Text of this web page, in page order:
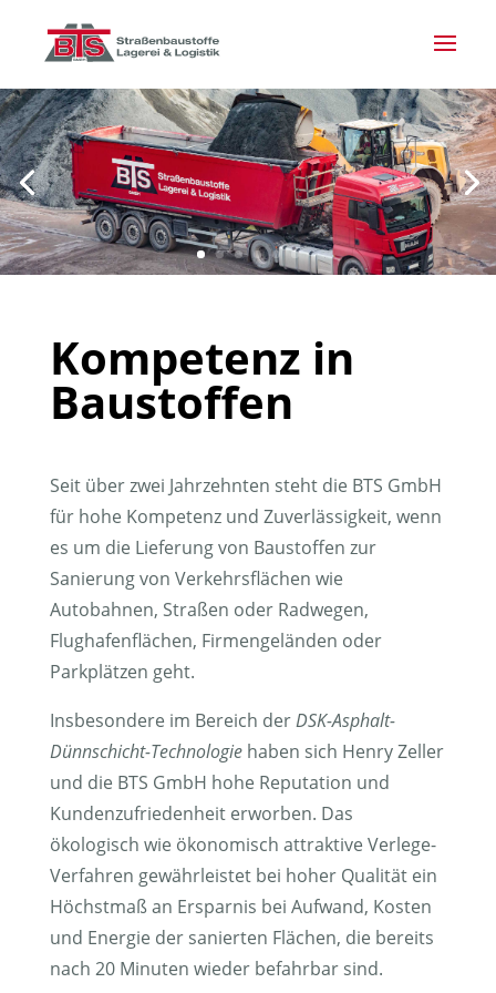
Kompetenz in
Baustoffen
Seit über zwei Jahrzehnten steht die BTS GmbH
für hohe Kompetenz und Zuverlässigkeit, wenn
es um die Lieferung von Baustoffen zur
Sanierung von Verkehrsflächen wie
Autobahnen, Straßen oder Radwegen,
Flughafenflächen, Firmengeländen oder
Parkplätzen geht.
Insbesondere im Bereich derDSK-Asphalt-
Dünnschicht-Technologiehaben sich Henry Zeller
und die BTS GmbH hohe Reputation und
Kundenzufriedenheit erworben. Das
ökologisch wie ökonomisch attraktive Verlege-
Verfahren gewährleistet bei hoher Qualität ein
Höchstmaß an Ersparnis bei Aufwand, Kosten
und Energie der sanierten Flächen, die bereits
nach 20 Minuten wieder befahrbar sind.